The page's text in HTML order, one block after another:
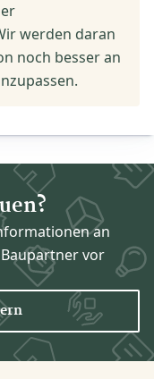
werden daran
noch besser an
an
vor